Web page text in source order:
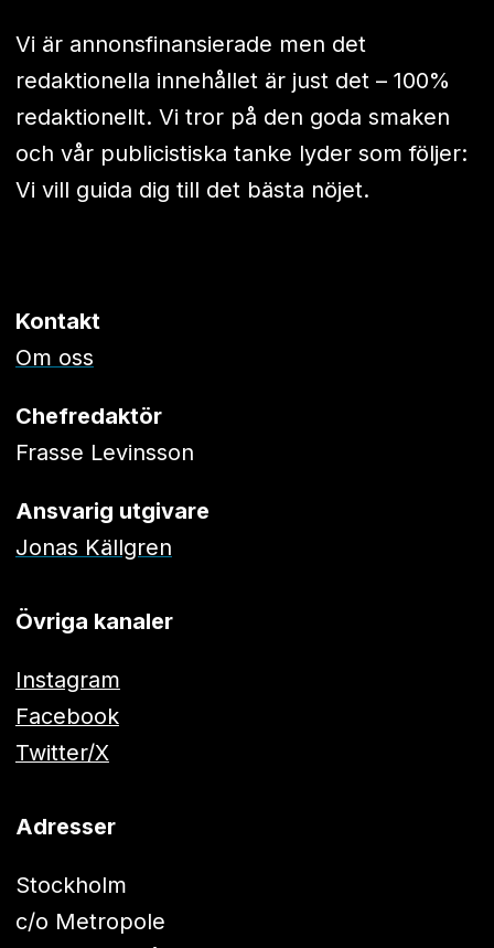
Vi är annonsfinansierade men det
redaktionella innehållet är just det – 100%
redaktionellt. Vi tror på den goda smaken
och vår publicistiska tanke lyder som följer:
Vi vill guida dig till det bästa nöjet.
Kontakt
Om oss
Chefredaktör
Frasse Levinsson
Ansvarig utgivare
Jonas Källgren
Övriga kanaler
Instagram
Facebook
Twitter/X
Adresser
Stockholm
c/o Metropole